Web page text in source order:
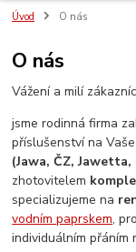
Úvod O nás
O nás
Vážení a milí
jsme rodinná firma
příslušenství na
(Jawa, ČZ,
zhotovitelem
specializujeme na
vodním paprskem,
individuálním přáním